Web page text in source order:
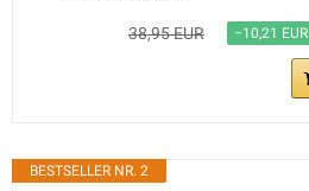
38,95 EUR −10,21 EUR
BESTSELLER NR. 2